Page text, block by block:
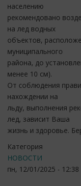
населению
рекомендовано
на лед водных
объектов,
муниципального
района, до
менее 10 см).
От соблюдения
нахождении на
льду, выполнения
лед, зависит Ваша
жизнь и здоровье.
Категория
НОВОСТИ
пн, 12/01/2025 - 12:38